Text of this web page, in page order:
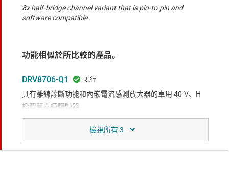
8x half-bridge channel variant that is pin-to-pin and
software compatible
功能相似於所比較的產品。
DRV8706-Q1
具有離線診斷功能和內嵌電流感測放大器的車用 40-V、H
橋智慧閘極驅動器
DRV8705-Q1